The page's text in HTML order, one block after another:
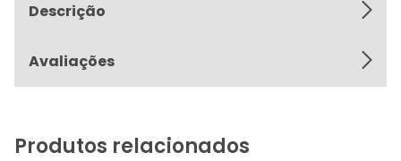
Descrição
Avaliações
Produtos relacionados